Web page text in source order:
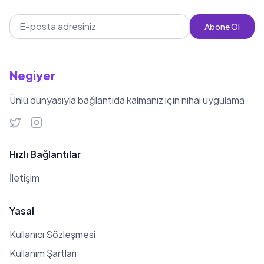
Abone Ol
Negiyer
Ünlü dünyasıyla bağlantıda kalmanız için nihai uygulama
Hızlı Bağlantılar
İletişim
Yasal
Kullanıcı Sözleşmesi
Kullanım Şartları